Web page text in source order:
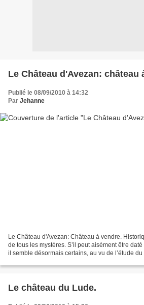
Le Château d'Avezan: château
Publié le 08/09/2010 à 14:32
Par Jehanne
Le Château d'Avezan: Château à vendre.
de tous les mystères. S’il peut aisément être
il semble désormais certains, au vu de l’étude du
Le château du Lude.